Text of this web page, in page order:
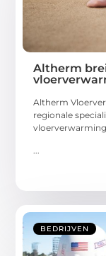
Altherm
Altherm
regionale
BEDRIJVEN